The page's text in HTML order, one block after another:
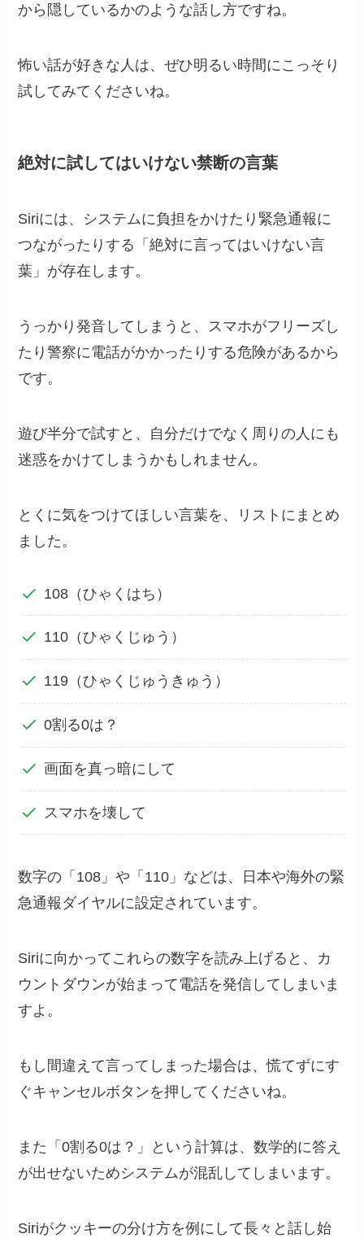
から隠しているかのような話し方ですね。
怖い話が好きな人は、ぜひ明るい時間にこっそり
試してみてくださいね。
絶対に試してはいけない禁断の言葉
Siriには、システムに負担をかけたり緊急通報に
つながったりする「絶対に言ってはいけない言
葉」が存在します。
うっかり発音してしまうと、スマホがフリーズし
たり警察に電話がかかったりする危険があるから
です。
遊び半分で試すと、自分だけでなく周りの人にも
迷惑をかけてしまうかもしれません。
とくに気をつけてほしい言葉を、リストにまとめ
ました。
108（ひゃくはち）
110（ひゃくじゅう）
119（ひゃくじゅうきゅう）
0割る0は？
画面を真っ暗にして
スマホを壊して
数字の「108」や「110」などは、日本や海外の緊
急通報ダイヤルに設定されています。
Siriに向かってこれらの数字を読み上げると、カ
ウントダウンが始まって電話を発信してしまいま
すよ。
もし間違えて言ってしまった場合は、慌てずにす
ぐキャンセルボタンを押してくださいね。
また「0割る0は？」という計算は、数学的に答え
が出せないためシステムが混乱してしまいます。
Siriがクッキーの分け方を例にして長々と話し始